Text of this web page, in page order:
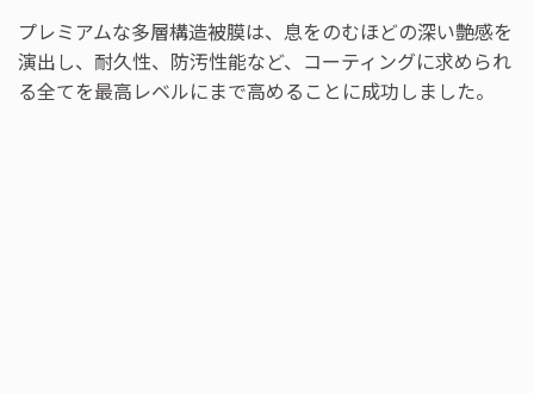
プレミアムな多層構造被膜は、息をのむほどの深い艶感を
演出し、耐久性、防汚性能など、コーティングに求められ
る全てを最高レベルにまで高めることに成功しました。